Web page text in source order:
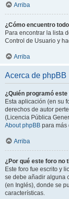
Arriba
¿Cómo encuentro
Para encontrar la lista
Control de Usuario y
Arriba
Acerca de phpBB
¿Quién programó este
Esta aplicación (en su
derechos de autor
(Licencia Pública
About phpBB para más
Arriba
¿Por qué este foro no
Este foro fue escrito y
se debe añadir alguna
(en Inglés), donde se
características.